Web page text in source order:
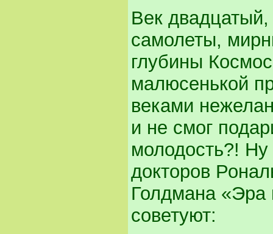
Век
самолеты,
глубины
малюсенькой
веками
и не смог
молодость?!
докторов
Голдмана «Эра
советуют: